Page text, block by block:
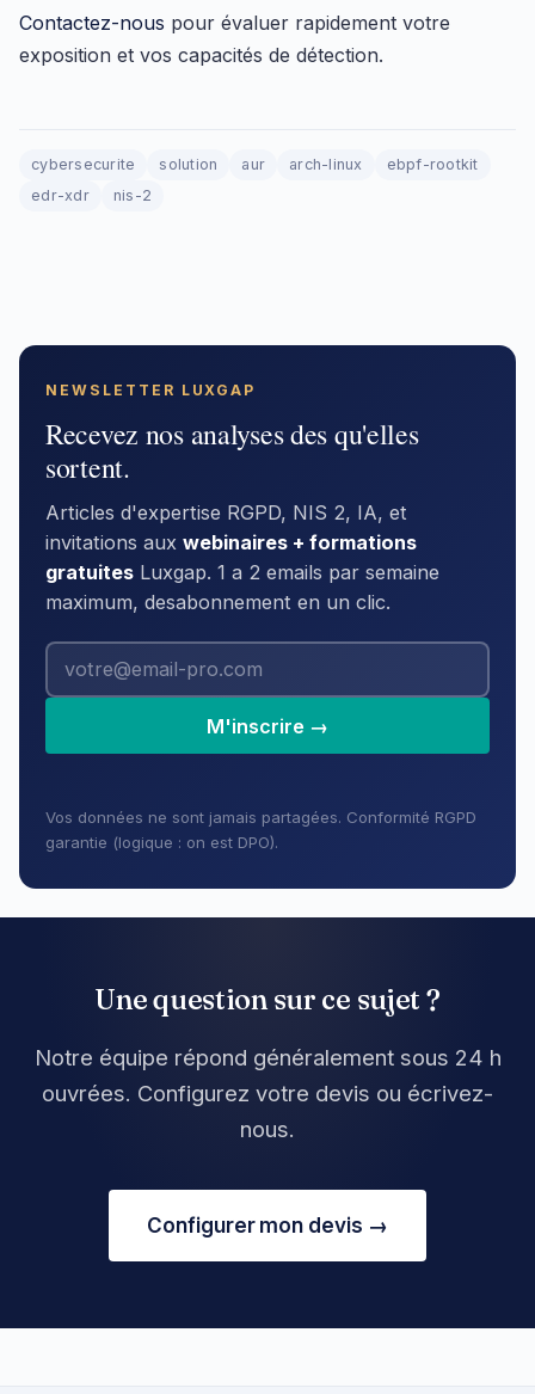
Contactez-nous pour évaluer rapidement votre
exposition et vos capacités de détection.
cybersecurite solution aur arch-linux
ebpf-rootkit
edr-xdr
nis-2
NEWSLETTER LUXGAP
Recevez nos analyses des qu'elles
sortent.
Articles d'expertise RGPD, NIS 2, IA, et
invitations aux webinaires + formations
gratuites Luxgap. 1 a 2 emails par semaine
maximum, desabonnement en un clic.
M'inscrire →
Vos données ne sont jamais partagées. Conformité RGPD
garantie (logique : on est DPO).
Une question sur ce sujet ?
Notre équipe répond généralement sous 24 h
ouvrées. Configurez votre devis ou écrivez-
nous.
Configurer mon devis →